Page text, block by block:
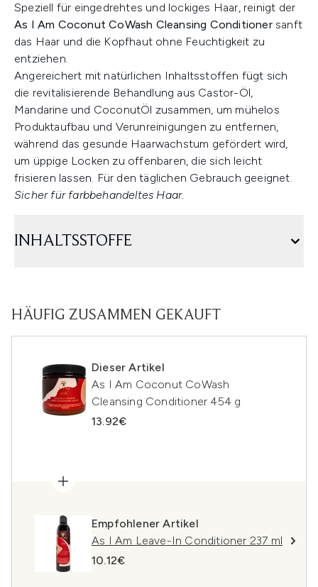
Speziell für eingedrehtes und lockiges Haar, reinigt der
As I Am Coconut CoWash Cleansing Conditionersanft
das Haar und die Kopfhaut ohne Feuchtigkeit zu
entziehen.
Angereichert mit natürlichen Inhaltsstoffen fügt sich
die revitalisierende Behandlung aus Castor-Öl,
Mandarine und CoconutÖl zusammen, um mühelos
Produktaufbau und Verunreinigungen zu entfernen,
während das gesunde Haarwachstum gefördert wird,
um üppige Locken zu offenbaren, die sich leicht
frisieren lassen. Für den täglichen Gebrauch geeignet.
Sicher für farbbehandeltes Haar.
INHALTSSTOFFE
HÄUFIG ZUSAMMEN GEKAUFT
Dieser Artikel
As I Am Coconut CoWash
Cleansing Conditioner 454 g
13.92€
Empfohlener Artikel
As I Am Leave-In Conditioner 237 ml
10.12€